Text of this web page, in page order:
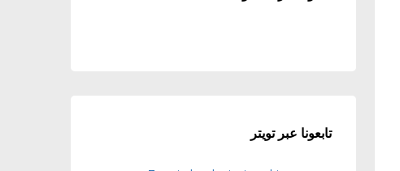
تابعونا عبر تويتر